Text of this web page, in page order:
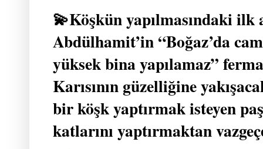
💫Köşkün yapılmasındaki
Abdülhamit’in “Boğaz’da
yüksek bina yapılamaz”
Karısının güzelliğine
bir köşk yaptırmak isteyen
katlarını yaptırmaktan